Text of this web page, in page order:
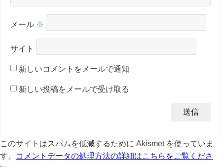
メール ※
サイト
新しいコメントをメールで通知
新しい投稿をメールで受け取る
このサイトはスパムを低減するために Akismet を使っていま
す。
コメントデータの処理方法の詳細はこちらをご覧くださ